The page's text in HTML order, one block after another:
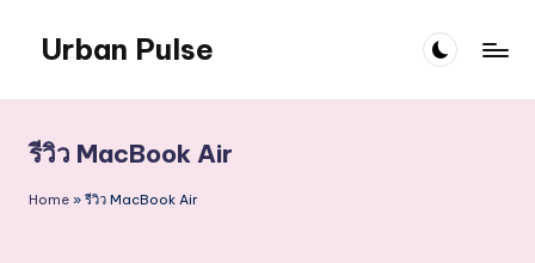
content
Urban Pulse
รีวิว MacBook Air
Home » รีวิว MacBook Air